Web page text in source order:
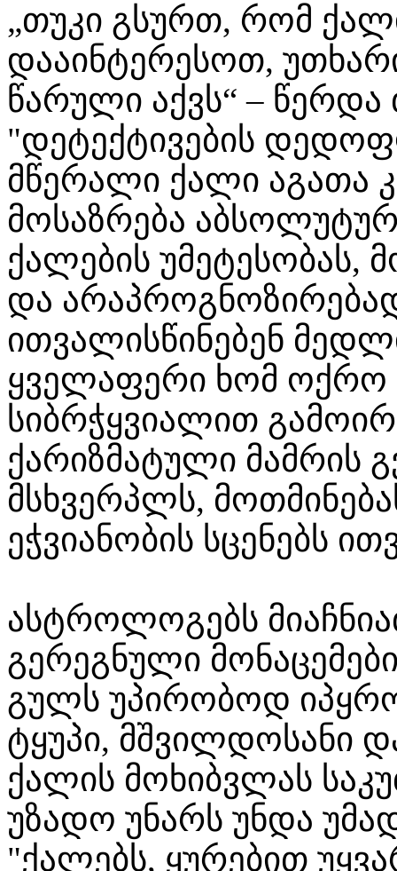
„თუკი გსურთ, რომ
დააინტერესოთ,
წარული აქვს“ –
"დეტექტივების
მწერალი ქალი აგათა
მოსაზრება
ქალების უმეტესობას,
და
ითვალისწინებენ
ყველაფერი ხომ ოქრო
სიბრჭყვიალით
ქარიზმატული მამრის
მსხვერპლს,
ეჭვიანობის სცენებს
ასტროლოგებს
გერეგნული
გულს უპირობოდ
ტყუპი, მშვილდოსანი
ქალის მოხიბვლას
უზადო უნარს უნდა
"ქალებს, ყურებით